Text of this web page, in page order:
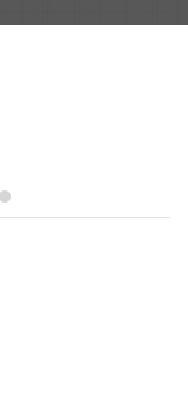
et 50 mm de
largeur. Nos
polymère et en